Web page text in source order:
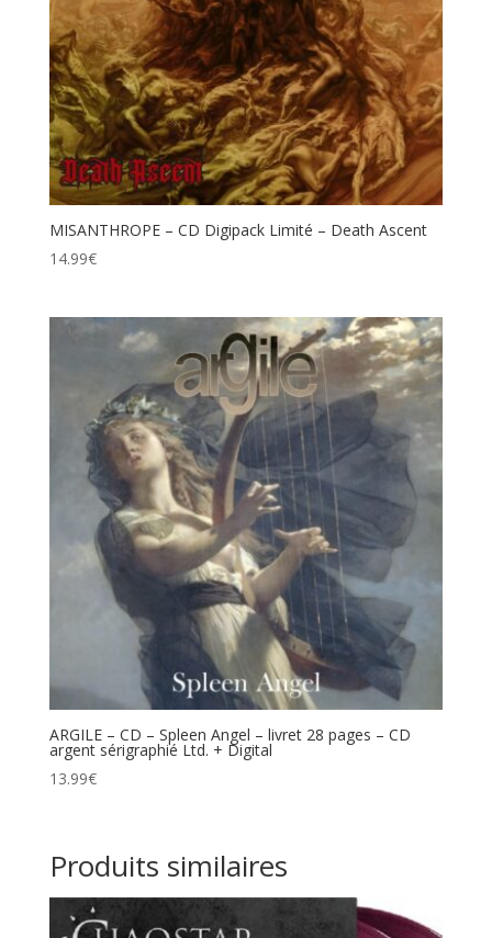
MISANTHROPE – CD Digipack Limité – Death Ascent
14.99€
ARGILE – CD – Spleen Angel – livret 28 pages – CD
argent sérigraphié Ltd. + Digital
13.99€
Produits similaires